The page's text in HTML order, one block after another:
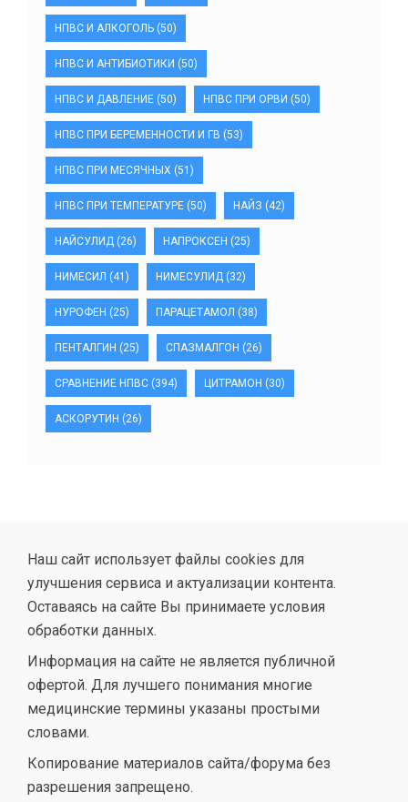
НПВС И АЛКОГОЛЬ (50)
НПВС И АНТИБИОТИКИ (50)
НПВС И ДАВЛЕНИЕ (50) НПВС ПРИ ОРВИ (50)
НПВС ПРИ БЕРЕМЕННОСТИ И ГВ (53)
НПВС ПРИ МЕСЯЧНЫХ (51)
НПВС ПРИ ТЕМПЕРАТУРЕ (50) НАЙЗ (42)
НАЙСУЛИД (26) НАПРОКСЕН (25)
НИМЕСИЛ (41) НИМЕСУЛИД (32)
НУРОФЕН (25) ПАРАЦЕТАМОЛ (38)
ПЕНТАЛГИН (25) СПАЗМАЛГОН (26)
СРАВНЕНИЕ НПВС (394) ЦИТРАМОН (30)
АСКОРУТИН (26)
Наш сайт использует файлы cookies для
улучшения сервиса и актуализации контента.
Оставаясь на сайте Вы принимаете условия
обработки данных.
Информация на сайте не является публичной
офертой. Для лучшего понимания многие
медицинские термины указаны простыми
словами.
Копирование материалов сайта/форума без
разрешения запрещено.